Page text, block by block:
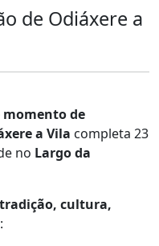
de Odiáxere a
de
a Vila completa 23
no Largo da
tradição, cultura,